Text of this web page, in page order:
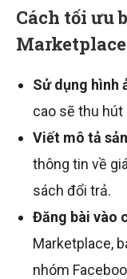
Cách tối ưu
Sử dụng hình
cao sẽ thu
Viết mô tả
thông tin về
sách đổi trả.
Đăng bài vào
Marketplace,
nhóm